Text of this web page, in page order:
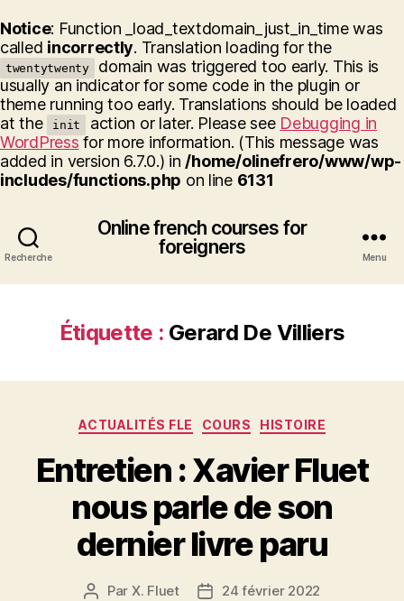
Notice: Function _load_textdomain_just_in_time was
called incorrectly. Translation loading for the
twentytwenty
domain was triggered too early. This is
usually an indicator for some code in the plugin or
theme running too early. Translations should be loaded
at the
init action or later. Please see Debugging in
WordPress for more information. (This message was
added in version 6.7.0.) in /home/olinefrero/www/wp-
includes/functions.php on line 6131
Recherche
Online french courses for
foreigners
Menu
Étiquette : Gerard De Villiers
Catégories
ACTUALITÉS FLE COURS HISTOIRE
Entretien : Xavier Fluet
nous parle de son
dernier livre paru
Auteur
Par X. Fluet
Date24 février 2022